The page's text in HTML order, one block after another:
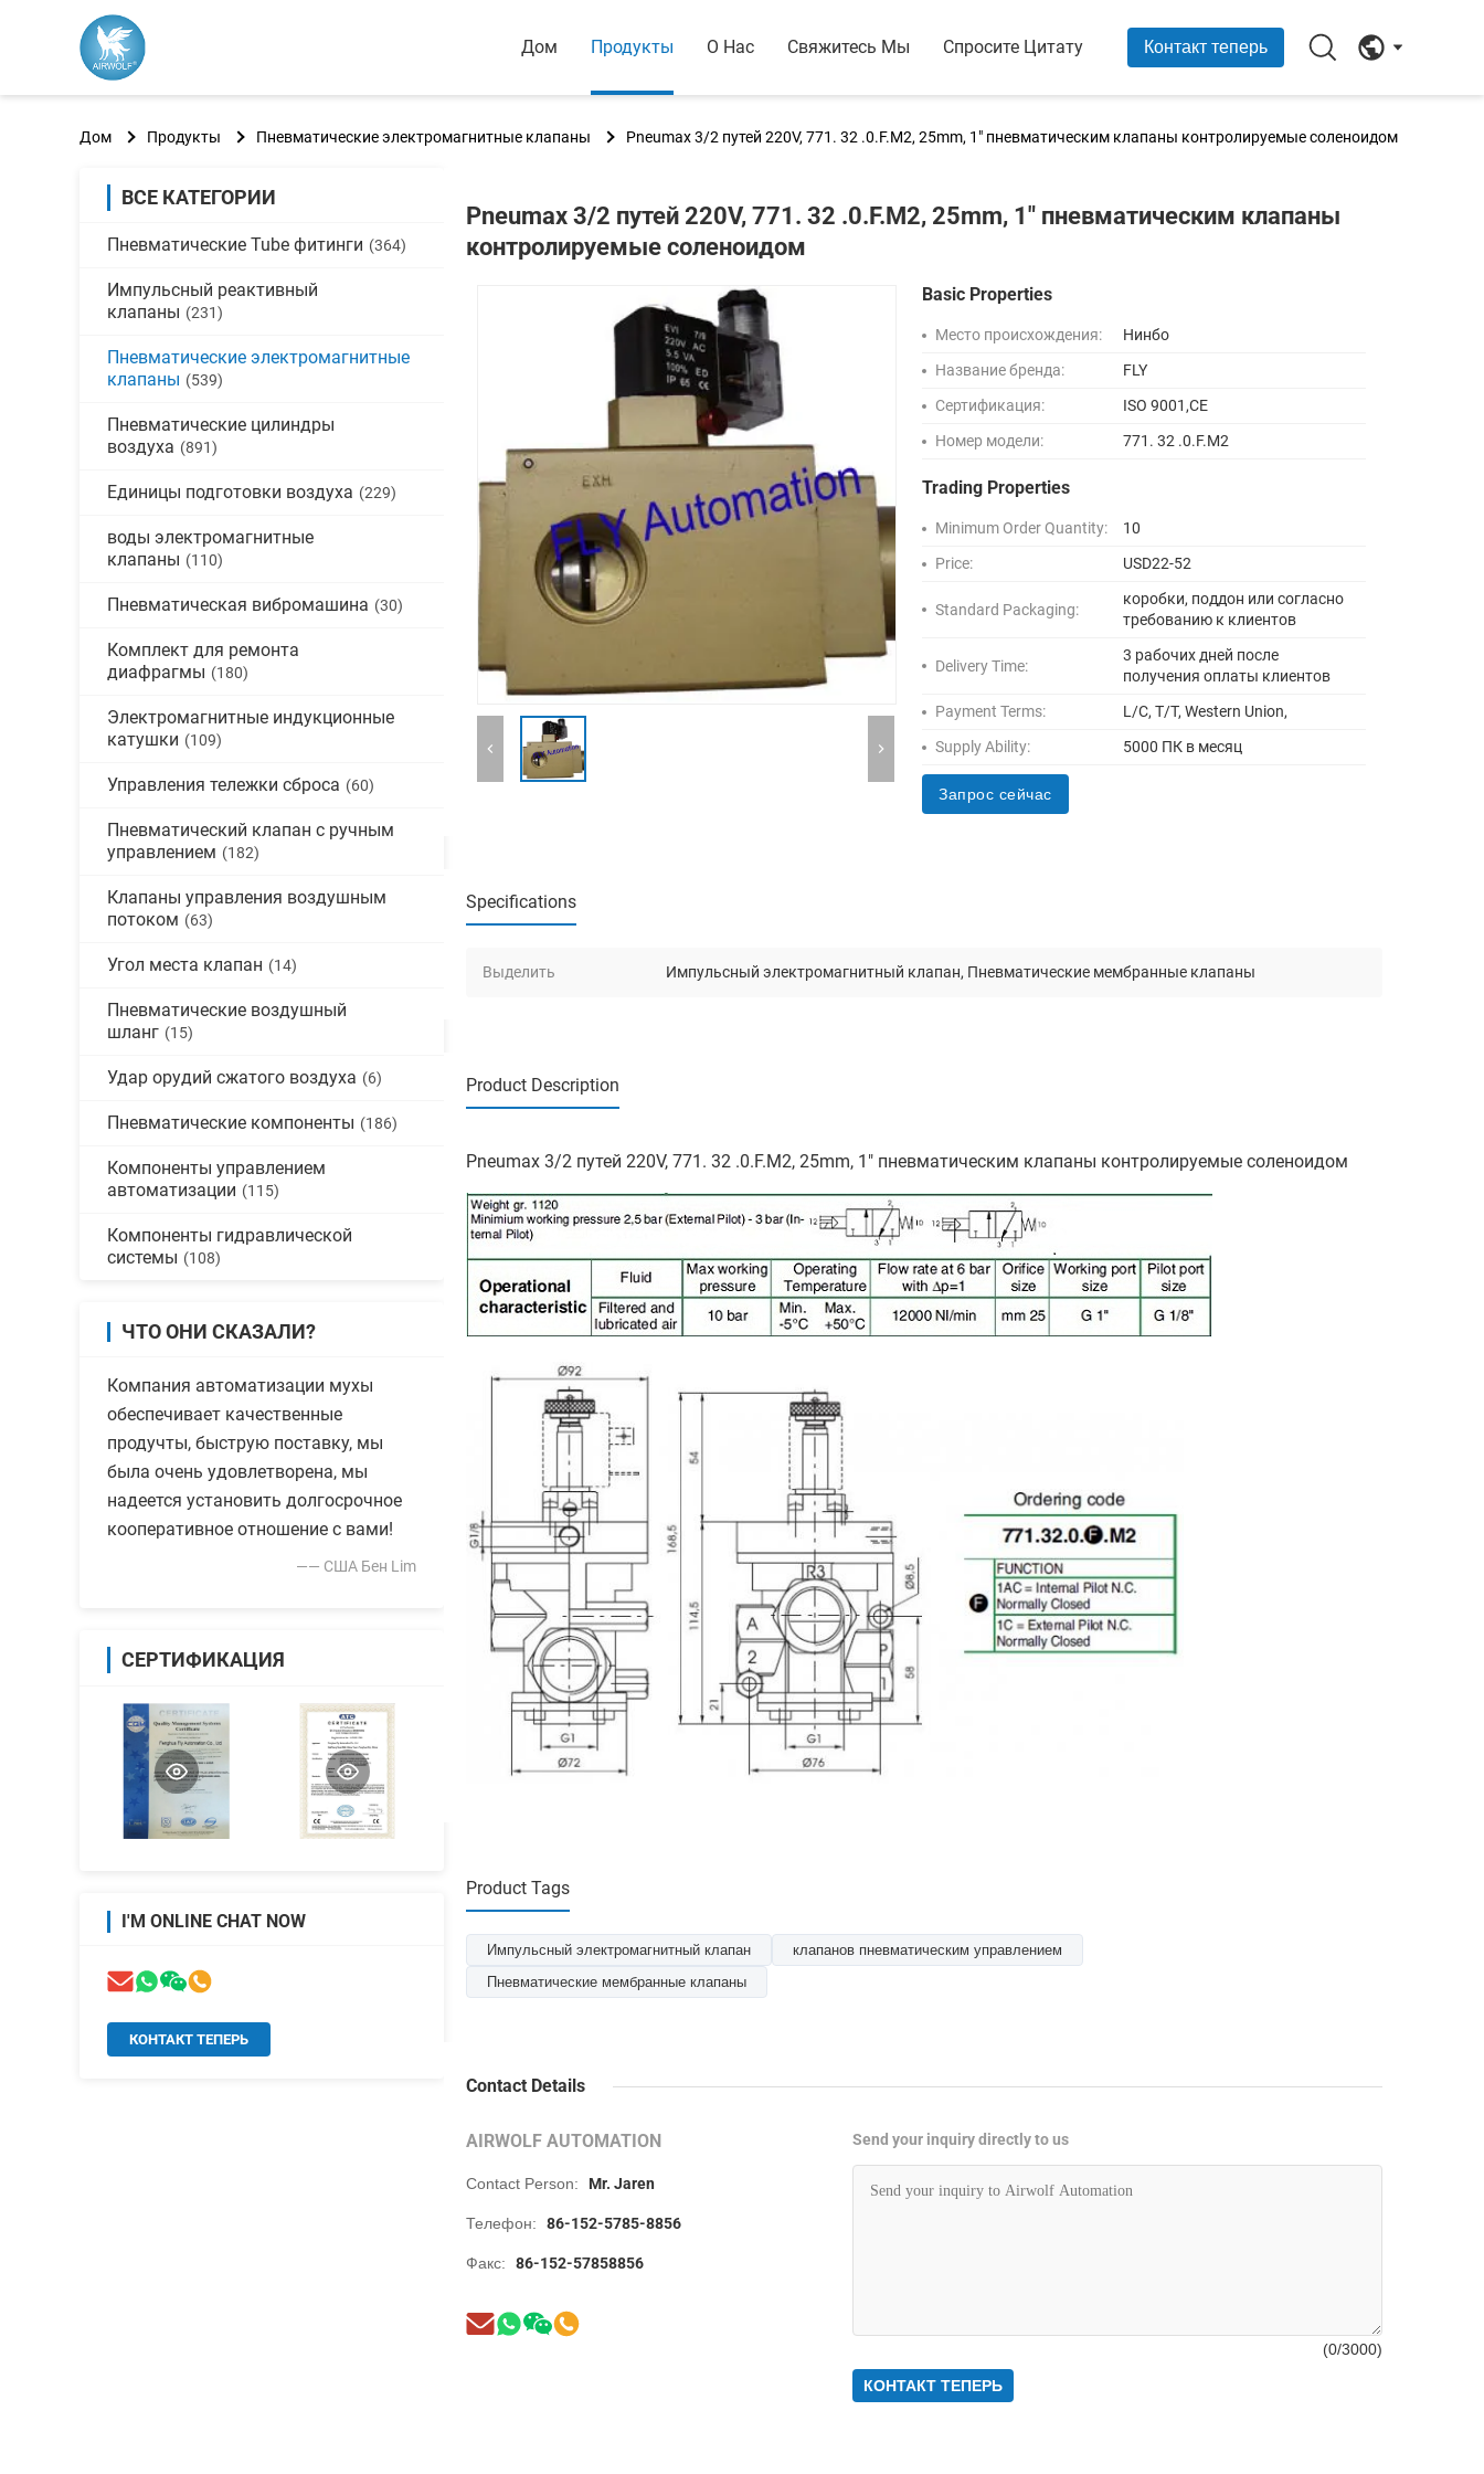
Дом Продукты О Нас Свяжитесь Мы Спросите Цитату Контакт теперь
Дом Продукты Пневматические электромагнитные клапаны Pneumax 3/2 путей 220V, 771. 32 .0.F.M2, 25mm, 1" пневматическим клапаны контролируемые соленоидом
ВСЕ КАТЕГОРИИ
Пневматические Tube фитинги (364)
Импульсный реактивный
клапаны (231)
Пневматические электромагнитные
клапаны (539)
Пневматические цилиндры
воздуха (891)
Единицы подготовки воздуха (229)
воды электромагнитные
клапаны (110)
Пневматическая вибромашина (30)
Комплект для ремонта
диафрагмы (180)
Электромагнитные индукционные
катушки (109)
Управления тележки сброса (60)
Пневматический клапан с ручным
управлением (182)
Клапаны управления воздушным
потоком (63)
Угол места клапан (14)
Пневматические воздушный
шланг (15)
Удар орудий сжатого воздуха (6)
Пневматические компоненты (186)
Компоненты управлением
автоматизации (115)
Компоненты гидравлической
системы (108)
ЧТО ОНИ СКАЗАЛИ?
Компания автоматизации мухы
обеспечивает качественные
продучты, быструю поставку, мы
была очень удовлетворена, мы
надеется установить долгосрочное
кооперативное отношение с вами!
—— США Бен Lim
СЕРТИФИКАЦИЯ
I'M ONLINE CHAT NOW
КОНТАКТ ТЕПЕРЬ
Pneumax 3/2 путей 220V, 771. 32 .0.F.M2, 25mm, 1" пневматическим клапаны
контролируемые соленоидом
Basic Properties
Место происхождения:
Нинбо
Название бренда:
FLY
Сертификация:
ISO 9001,CE
Номер модели:
771. 32 .0.F.M2
Trading Properties
Minimum Order Quantity:
10
Price:
USD22-52
Standard Packaging:
коробки, поддон или согласно
требованию к клиентов
Delivery Time:
3 рабочих дней после
получения оплаты клиентов
Payment Terms:
L/C, T/T, Western Union,
Supply Ability:
5000 ПК в месяц
Запрос сейчас
Specifications
Выделить Импульсный электромагнитный клапан, Пневматические мембранные клапаны
Product Description
Pneumax 3/2 путей 220V, 771. 32 .0.F.M2, 25mm, 1" пневматическим клапаны контролируемые соленоидом
Product Tags
Импульсный электромагнитный клапан
клапанов пневматическим управлением
Пневматические мембранные клапаны
Contact Details
AIRWOLF AUTOMATION
Contact Person: Mr. Jaren
Телефон: 86-152-5785-8856
Факс: 86-152-57858856
Send your inquiry directly to us
(0/3000)
КОНТАКТ ТЕПЕРЬ